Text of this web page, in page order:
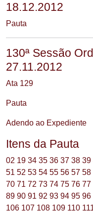
18.12.2012
Pauta
130ª Sessão
27.11.2012
Ata 129
Pauta
Adendo ao Expediente
Itens da Pauta
02 19 34 35 36 37 38 39
51 52 53 54 55 56 57 58
70 71 72 73 74 75 76 77
89 90 91 92 93 94 95 96
106 107 108 109 110